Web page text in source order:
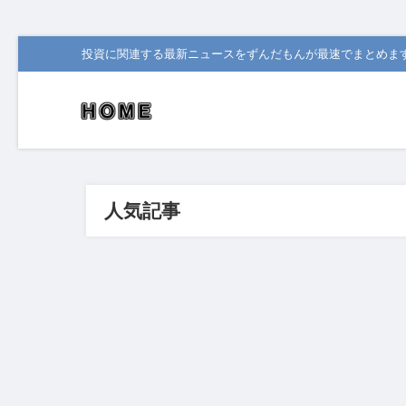
投資に関連する最新ニュースをずんだもんが最速でまとめま
人気記事